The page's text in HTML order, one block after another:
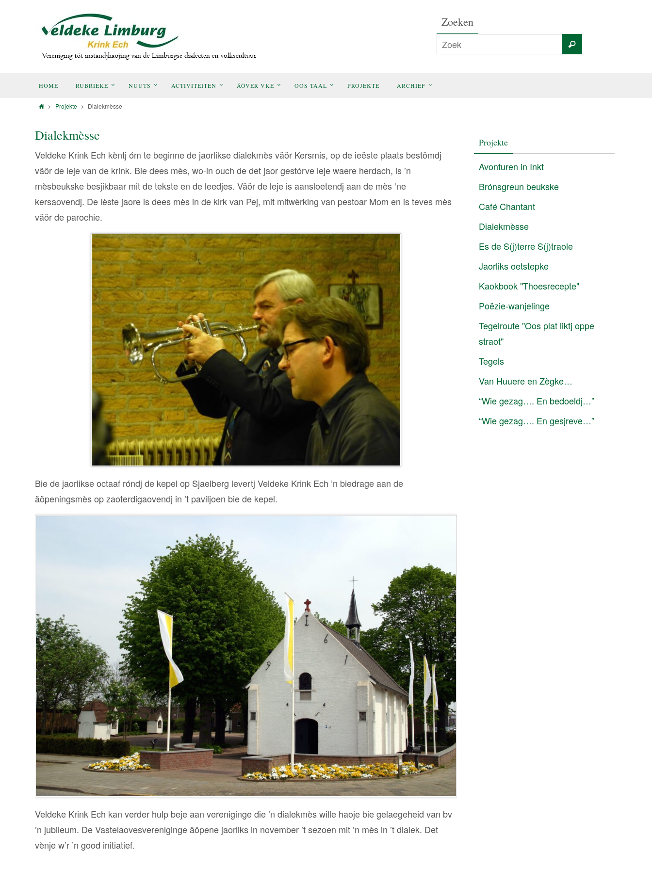
Zoeken
HOME RUBRIEKE NUUTS ACTIVITEITEN ÄÖVER VKE OOS TAAL PROJEKTE ARCHIEF
Projekte Dialekmèsse
Dialekmèsse
Veldeke Krink Ech kèntj óm te beginne de jaorlikse dialekmès väör Kersmis, op de ieëste plaats bestömdj
väör de leje van de krink. Bie dees mès, wo-in ouch de det jaor gestórve leje waere herdach, is ’n
mèsbeukske besjikbaar mit de tekste en de leedjes. Väör de leje is aansloetendj aan de mès ‘ne
kersaovendj. De lèste jaore is dees mès in de kirk van Pej, mit mitwèrking van pestoar Mom en is teves mès
väör de parochie.
Bie de jaorlikse octaaf róndj de kepel op Sjaelberg levertj Veldeke Krink Ech ’n biedrage aan de
äöpeningsmès op zaoterdigaovendj in ’t paviljoen bie de kepel.
Veldeke Krink Ech kan verder hulp beje aan vereniginge die ’n dialekmès wille haoje bie gelaegeheid van bv
’n jubileum. De Vastelaovesvereniginge äöpene jaorliks in november ’t sezoen mit ’n mès in ’t dialek. Det
vènje w’r ’n good initiatief.
Projekte
Avonturen in Inkt
Brónsgreun beukske
Café Chantant
Dialekmèsse
Es de S(j)terre S(j)traole
Jaorliks oetstepke
Kaokbook "Thoesrecepte"
Poëzie-wanjelinge
Tegelroute "Oos plat liktj oppe
straot"
Tegels
Van Huuere en Zègke…
“Wie gezag…. En bedoeldj…”
“Wie gezag…. En gesjreve…”